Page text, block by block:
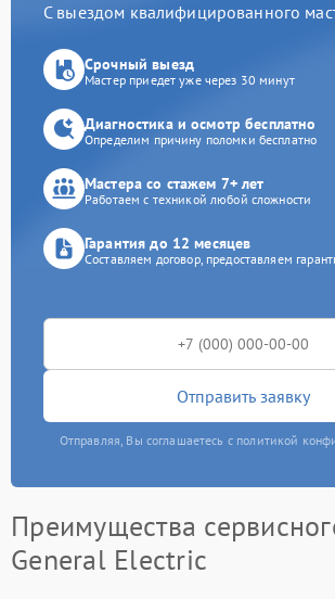
С выездом квалифицированного
Срочный выезд
Мастер приедет уже через 30 минут
Диагностика и осмотр бесплатно
Определим причину поломки бесплатно
Мастера со стажем 7+ лет
Работаем с техникой любой сложности
Гарантия до 12 месяцев
Составляем договор, предоставляем
Отправить заявку
Отправляя, Вы соглашаетесь с политикой
Преимущества
General Electric